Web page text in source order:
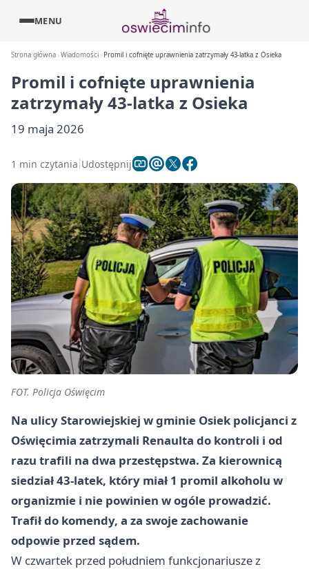
MENU
Strona główna Wiadomości Promil i cofnięte uprawnienia zatrzymały 43-latka z Osieka
Promil i cofnięte uprawnienia
zatrzymały 43-latka z Osieka
19 maja 2026
1 min czytania Udostępnij
FOT. Policja Oświęcim
Na ulicy Starowiejskiej w gminie Osiek policjanci z
Oświęcimia zatrzymali Renaulta do kontroli i od
razu trafili na dwa przestępstwa. Za kierownicą
siedział 43-latek, który miał 1 promil alkoholu w
organizmie i nie powinien w ogóle prowadzić.
Trafił do komendy, a za swoje zachowanie
odpowie przed sądem.
W czwartek przed południem funkcjonariusze z